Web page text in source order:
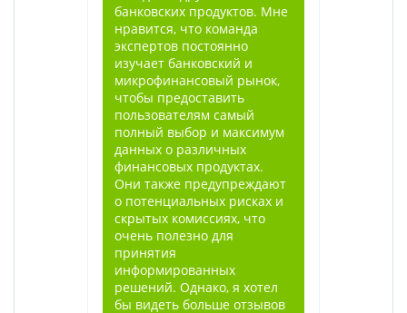
банковских продуктов. Мне
нравится, что команда
экспертов постоянно
изучает банковский и
микрофинансовый рынок,
чтобы предоставить
пользователям самый
полный выбор и максимум
данных о различных
финансовых продуктах.
Они также предупреждают
о потенциальных рисках и
скрытых комиссиях, что
очень полезно для
принятия
информированных
решений. Однако, я хотел
бы видеть больше отзывов